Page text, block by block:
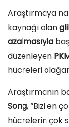
Araştırmaya
kaynağı olan
azalmasıyla
düzenleyen
hücreleri
Araştırmanın
Song, “Bizi en
hücrelerin çok